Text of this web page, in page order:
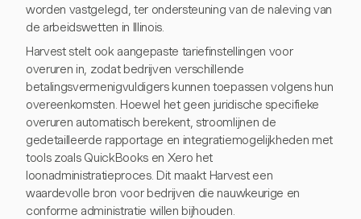
worden vastgelegd, ter ondersteuning van de naleving van
de arbeidswetten in Illinois.
Harvest stelt ook aangepaste tariefinstellingen voor
overuren in, zodat bedrijven verschillende
betalingsvermenigvuldigers kunnen toepassen volgens hun
overeenkomsten. Hoewel het geen juridische specifieke
overuren automatisch berekent, stroomlijnen de
gedetailleerde rapportage en integratiemogelijkheden met
tools zoals QuickBooks en Xero het
loonadministratieproces. Dit maakt Harvest een
waardevolle bron voor bedrijven die nauwkeurige en
conforme administratie willen bijhouden.